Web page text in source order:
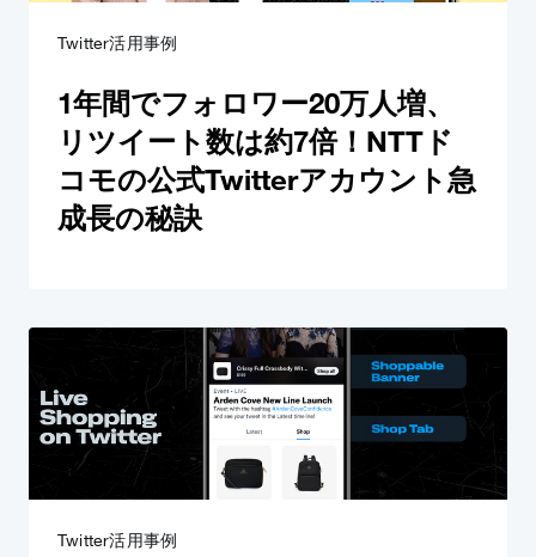
Twitter活用事例
1年間でフォロワー20万人増、
リツイート数は約7倍！NTTド
コモの公式Twitterアカウント急
成長の秘訣
Twitter活用事例